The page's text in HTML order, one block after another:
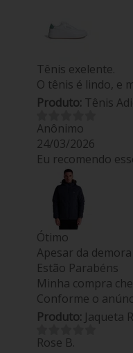
Tênis exelente.
O tênis é lindo, e
Produto: Tênis
Anônimo
24/03/2026
Eu recomendo
Ótimo
Apesar da
Estão Parabéns
Minha compra
Conforme o
Produto: Jaqueta
Rose B.